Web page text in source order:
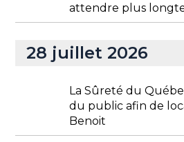
attendre plus
28 juillet 2026
La Sûreté du
du public afin de
Benoit